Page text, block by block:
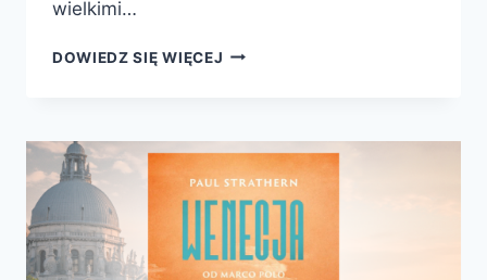
wielkimi…
DOWIEDZ SIĘ WIĘCEJ GÓRY